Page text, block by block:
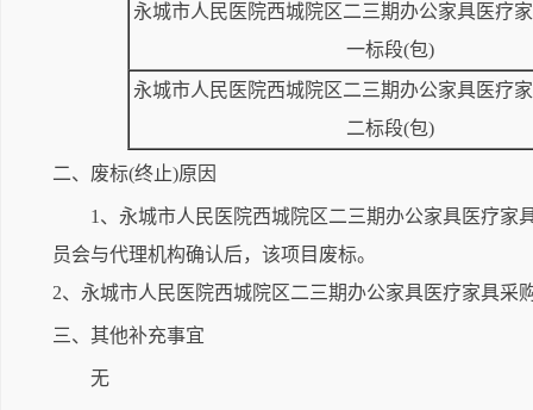
永城市人民医院西城院区二三期办公家具医疗
一标段(包)
永城市人民医院西城院区二三期办公家具医疗
二标段(包)
二、废标(终止)原因
1、永城市人民医院西城院区二三期办公家具医疗
员会与代理机构确认后，该项目废标。
2、永城市人民医院西城院区二三期办公家具医疗家具
三、其他补充事宜
无